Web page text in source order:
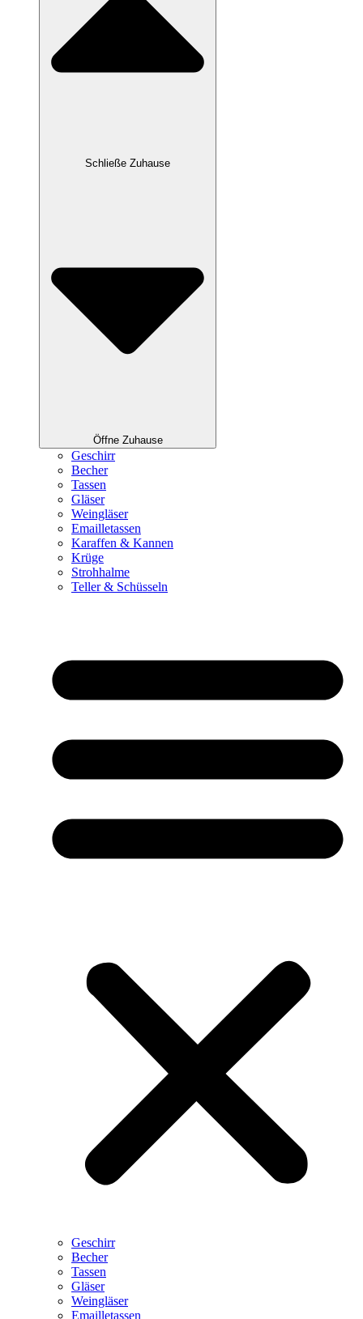
Schließe Zuhause
Öffne Zuhause
Geschirr
Becher
Tassen
Gläser
Weingläser
Emailletassen
Karaffen & Kannen
Krüge
Strohhalme
Teller & Schüsseln
Geschirr
Becher
Tassen
Gläser
Weingläser
Emailletassen